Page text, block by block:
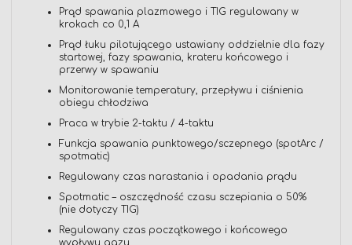
Prąd spawania plazmowego i TIG regulowany w
krokach co 0,1 A
Prąd łuku pilotującego ustawiany oddzielnie dla fazy
startowej, fazy spawania, krateru końcowego i
przerwy w spawaniu
Monitorowanie temperatury, przepływu i ciśnienia
obiegu chłodziwa
Praca w trybie 2-taktu / 4-taktu
Funkcja spawania punktowego/sczepnego (spotArc /
spotmatic)
Regulowany czas narastania i opadania prądu
Spotmatic – oszczędność czasu sczepiania o 50%
(nie dotyczy TIG)
Regulowany czas początkowego i końcowego